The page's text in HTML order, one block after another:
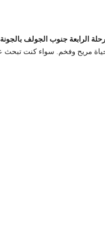
متر مربع في الجونة، ويوفر كل ما تحتاجه لنمط حياة